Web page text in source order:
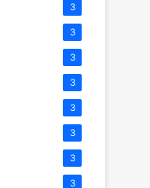
3
3
3
3
3
3
3
3